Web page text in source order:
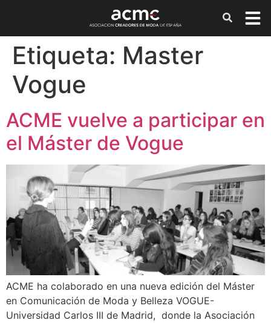
Etiqueta: Master
Vogue
ACME vuelve a participar en
el Máster de Vogue
ACME ha colaborado en una nueva edición del Máster
en Comunicación de Moda y Belleza VOGUE-
Universidad Carlos III de Madrid, donde la Asociación